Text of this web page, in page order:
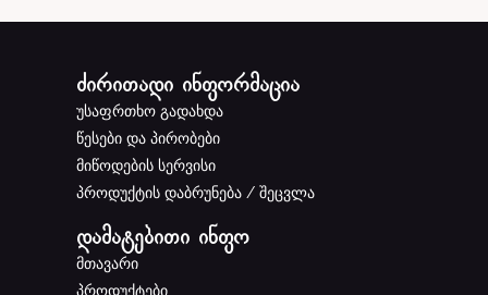
ძირითადი ინფორმაცია
უსაფრთხო გადახდა
წესები და პირობები
მიწოდების სერვისი
პროდუქტის დაბრუნება / შეცვლა
დამატებითი ინფო
მთავარი
პროდუქტები